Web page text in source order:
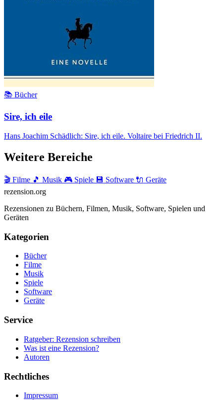
📚 Bücher
Sire, ich eile
Hans Joachim Schädlich: Sire, ich eile. Voltaire bei Friedrich II.
Weitere Bereiche
🎬 Filme 🎵 Musik 🎮 Spiele 💾 Software 🔌 Geräte
rezension.org
Rezensionen zu Büchern, Filmen, Musik, Software, Spielen und
Geräten
Kategorien
Bücher
Filme
Musik
Spiele
Software
Geräte
Service
Ratgeber: Rezension schreiben
Was ist eine Rezension?
Autoren
Rechtliches
Impressum